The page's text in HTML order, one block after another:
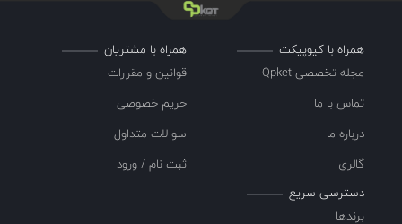
همراه با کیوپیکت
مجله تخصصی Qpket
تماس با ما
درباره ما
گالری
همراه با مشتریان
قوانین و مقررات
حریم خصوصی
سوالات متداول
ثبت نام / ورود
دسترسی سریع
برندها